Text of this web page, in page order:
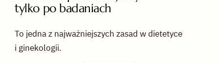
tylko po badaniach
To jedna z najważniejszych zasad w dietetyce
i ginekologii.